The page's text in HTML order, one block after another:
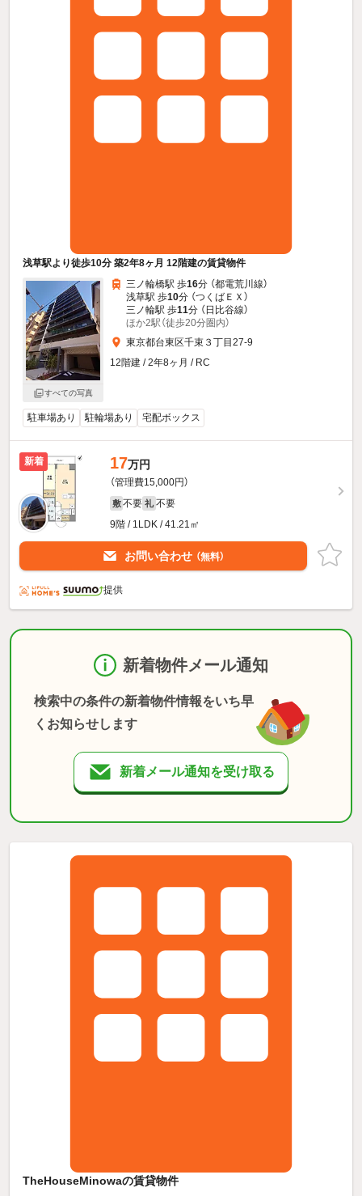
浅草駅より徒歩10分 築2年8ヶ月 12階建の賃貸物件
すべての写真
三ノ輪橋駅 歩16分 （都電荒川線）
浅草駅 歩10分 （つくばＥＸ）
三ノ輪駅 歩11分 （日比谷線）
ほか2駅（徒歩20分圏内）
東京都台東区千束３丁目27-9
12階建 / 2年8ヶ月 / RC
駐車場あり 駐輪場あり 宅配ボックス
新着 17万円
（管理費15,000円）
敷 不要 礼 不要
9階 / 1LDK / 41.21㎡
お問い合わせ （無料）
提供
新着物件メール通知
検索中の条件の新着物件情報をいち早
くお知らせします
新着メール通知を受け取る
TheHouseMinowaの賃貸物件